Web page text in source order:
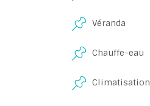
Véranda
Chauffe-eau
Climatisation